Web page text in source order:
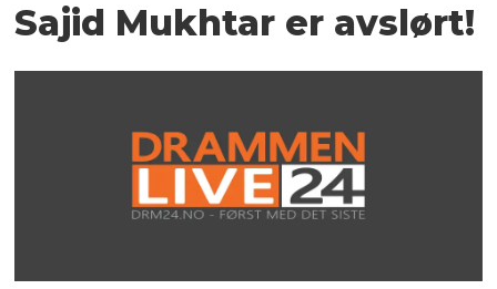
Sajid Mukhtar er avslørt!